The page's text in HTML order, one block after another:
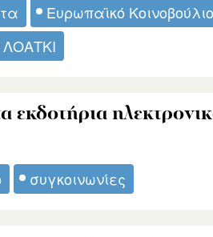
Ευρωπαϊκό Κοινοβούλιο
ΛΟΑΤΚΙ
εκδοτήρια
συγκοινωνίες